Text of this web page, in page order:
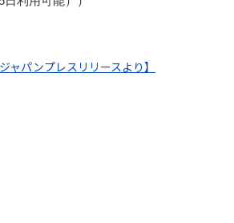
ャパンプレスリリースより】